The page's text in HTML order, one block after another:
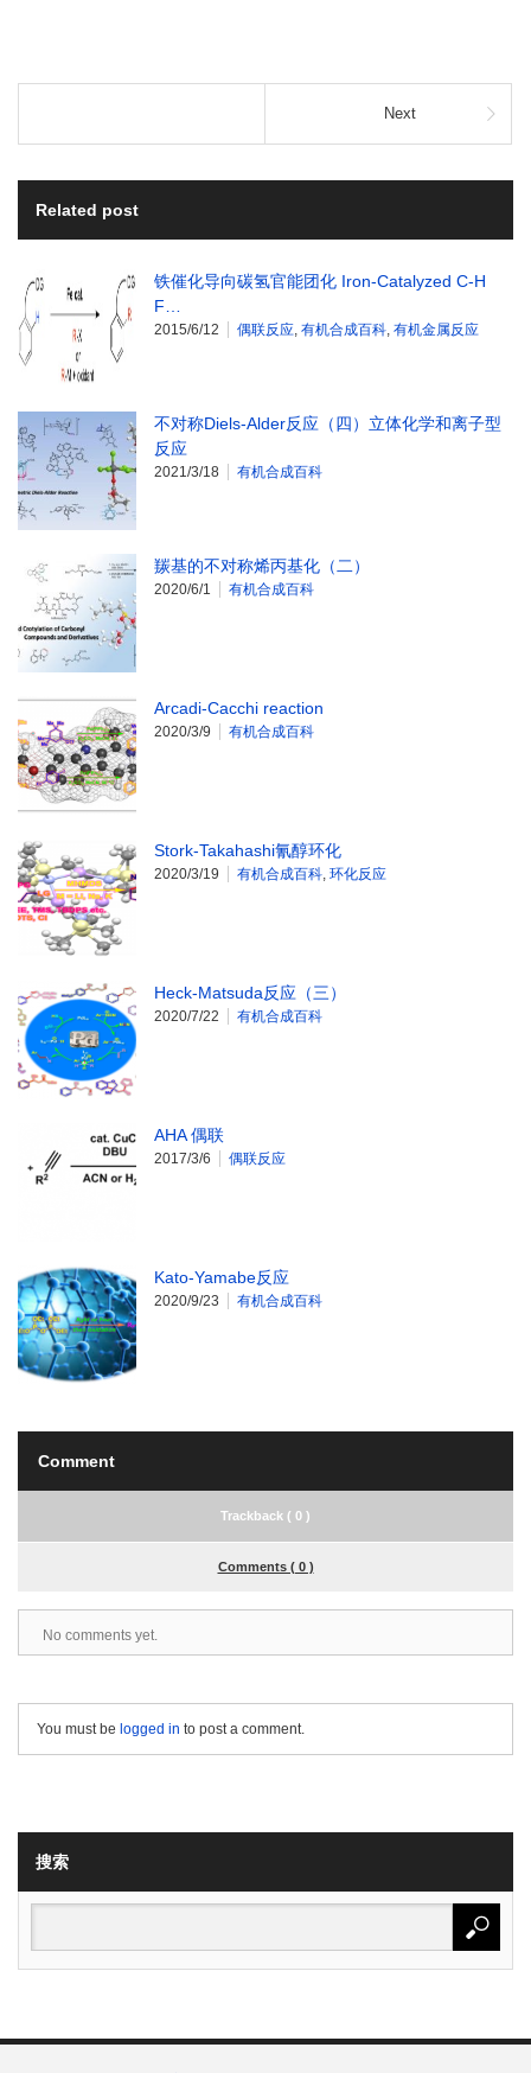
Next
Related post
铁催化导向碳氢官能团化 Iron-Catalyzed C-H
F…
2015/6/12 偶联反应 有机合成百科 有机金属反应
不对称Diels-Alder反应（四）立体化学和离子型
反应
2021/3/18 有机合成百科
羰基的不对称烯丙基化（二）
2020/6/1 有机合成百科
Arcadi-Cacchi reaction
2020/3/9 有机合成百科
Stork-Takahashi氰醇环化
2020/3/19 有机合成百科 环化反应
Heck-Matsuda反应（三）
2020/7/22 有机合成百科
AHA 偶联
2017/3/6 偶联反应
Kato-Yamabe反应
2020/9/23 有机合成百科
Comment
Trackback ( 0 )
Comments ( 0 )
No comments yet.
You must be logged in to post a comment.
搜索